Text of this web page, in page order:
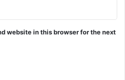
website in this browser for the next